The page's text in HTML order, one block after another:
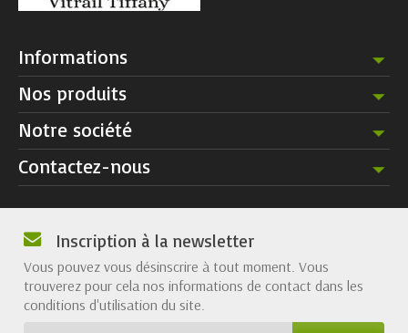
Informations
Nos produits
Notre société
Contactez-nous
Inscription à la newsletter
Vous pouvez vous désinscrire à tout moment. Vous
trouverez pour cela nos informations de contact dans les
conditions d'utilisation du site.